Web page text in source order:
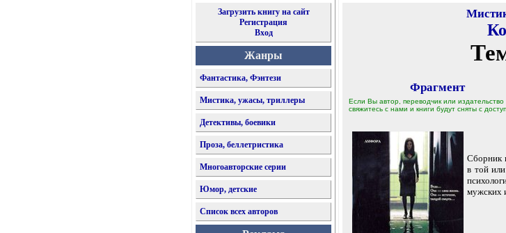
Загрузить книгу на сайт
Регистрация
Вход
Жанры
Фантастика, Фэнтези
Мистика, ужасы, триллеры
Детективы, боевики
Проза, беллетристика
Многоавторские серии
Юмор, детские
Список всех авторов
Фрагмент
Если Вы автор, переводчик или
свяжитесь с нами и книги будут сняты с
Сборник
в той
мужских